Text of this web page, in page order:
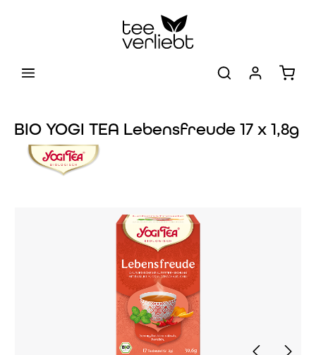
BIO YOGI TEA Lebensfreude 17 x 1,8g
Bildergalerie überspringen